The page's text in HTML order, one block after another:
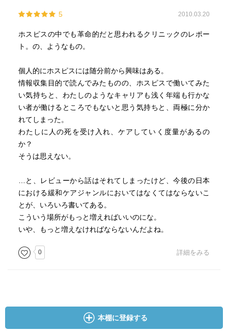
5 2010.03.20
ホスピスの中でも革命的だと思われるクリニックのレポー
ト。の、ようなもの。
個人的にホスピスには随分前から興味はある。
情報収集目的で読んでみたものの、ホスピスで働いてみた
い気持ちと、わたしのようなキャリアも浅く年端も行かな
い者が働けるところでもないと思う気持ちと、両極に分か
れてしまった。
わたしに人の死を受け入れ、ケアしていく度量があるの
か？
そうは思えない。
…と、レビューから話はそれてしまったけど、今後の日本
における緩和ケアジャンルにおいてはなくてはならないこ
とが、いろいろ書いてある。
こういう場所がもっと増えればいいのにな。
いや、もっと増えなければならないんだよね。
0 詳細をみる
本棚に登録する